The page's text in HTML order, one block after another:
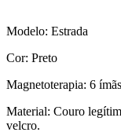
Modelo: Estrada
Cor: Preto
Magnetoterapia: 6
Material: Couro
velcro.